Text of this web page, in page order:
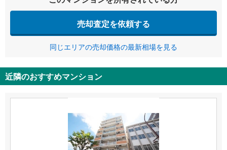
売却査定を依頼する
同じエリアの売却価格の最新相場を見る
近隣のおすすめマンション